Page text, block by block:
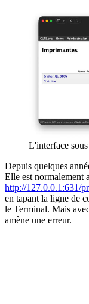
L'interface
Depuis quelques
Elle est normalement
http://127.0.0.1:631/
en tapant la ligne de
le Terminal. Mais
amène une erreur.